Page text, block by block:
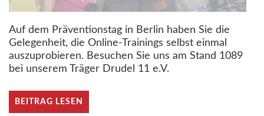
Auf dem Präventionstag in Berlin haben Sie die
Gelegenheit, die Online-Trainings selbst einmal
auszuprobieren. Besuchen Sie uns am Stand 1089
bei unserem Träger Drudel 11 e.V.
BEITRAG LESEN